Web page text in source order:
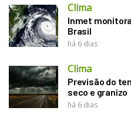
Clima
Inmet
Brasil
há 6 dias
Clima
Previsão do
seco e granizo
há 6 dias